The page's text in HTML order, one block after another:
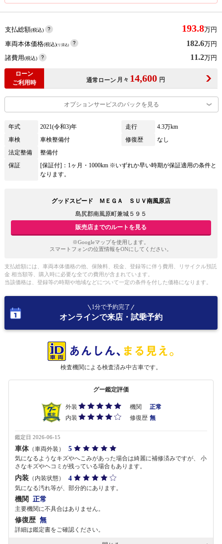
支払総額(税込) 193.8万円
車両本体価格(税込)(リ済込) 182.6万円
諸費用(税込) 11.2万円
ローン
ご利用時
通常ローン 月々 14,600 円
オプションサービスのパックを見る
年式 2021(令和3)年 走行
4.3万km
車検
車検整備付 修復歴
なし
法定整備
整備付
保証
[保証付]：1ヶ月・1000km ※いずれか早い時期が保証適用の条件と
なります。
グッドスピード ＭＥＧＡ ＳＵＶ南風原店
島尻郡南風原町兼城５９５
販売店までのルートを見る
※Googleマップを使用します。
スマートフォンの位置情報をONにしてください。
支払総額には、車両本体価格の他、保険料、税金、登録等に伴う費用、リサイクル預託
金 相当額等、購入時に必要な全ての費用が含まれています。
当該価格は、登録等の時期や地域などについて一定の条件を付した価格になります。
1分で予約完了
オンラインで来店・試乗予約
検査機関による検査済み中古車です。
グー鑑定評価
外装 機関
正常
内装
修復歴 無
鑑定日 2026-06-15
車体（車両外装） 5
気になるようなキズやへこみがあった場合は綺麗に補修済みですが、 小
さなキズやヘコミが残っている場合もあります。
内装 （内装状態） 4
気になる汚れ等が、部分的にあります。
機関 正常
主要機関に不具合はありません。
修復歴 無
詳細は鑑定書をご確認ください。